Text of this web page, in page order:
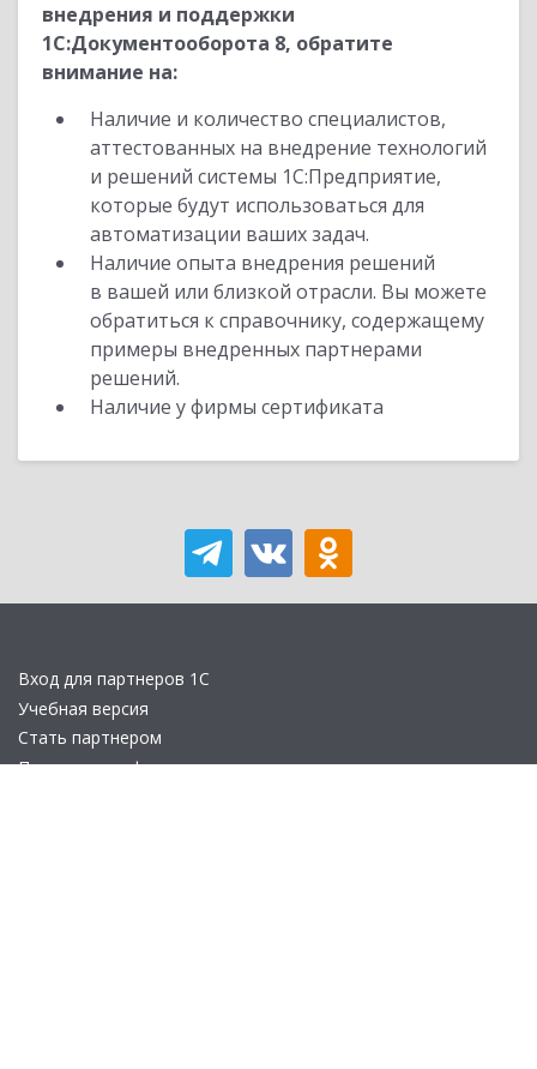
внедрения и поддержки
1С:Документооборота 8, обратите
внимание на:
Наличие и количество специалистов,
аттестованных на внедрение технологий
и решений системы 1С:Предприятие,
которые будут использоваться для
автоматизации ваших задач.
Наличие опыта внедрения решений
в вашей или близкой отрасли. Вы можете
обратиться к справочнику, содержащему
примеры внедренных партнерами
решений.
Наличие у фирмы сертификата
Вход для партнеров 1С
Учебная версия
Стать партнером
Политика конфиденциальности